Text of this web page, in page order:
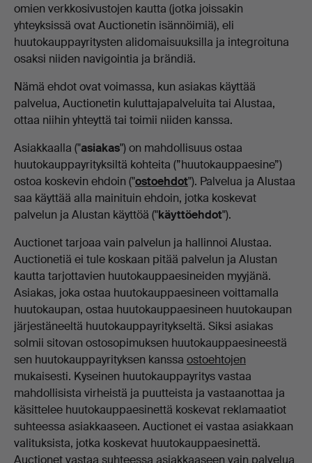
omien verkkosivustojen kautta (jotka joissakin
yhteyksissä ovat Auctionetin isännöimiä), eli
huutokauppayritysten alidomaisuuksilla ja integroituna
osaksi niiden navigointia ja brändiä.
Nämä ehdot ovat voimassa, kun asiakas käyttää
palvelua, Auctionetin kuluttajapalveluita tai Alustaa,
ottaa niihin yhteyttä tai toimii niiden kanssa.
Asiakkaalla ("asiakas") on mahdollisuus ostaa
huutokauppayrityksiltä kohteita (”huutokauppaesine”)
ostoa koskevin ehdoin ("ostoehdot"). Palvelua ja Alustaa
saa käyttää alla mainituin ehdoin, jotka koskevat
palvelun ja Alustan käyttöä ("käyttöehdot").
Auctionet tarjoaa vain palvelun ja hallinnoi Alustaa.
Auctionetiä ei tule koskaan pitää palvelun ja Alustan
kautta tarjottavien huutokauppaesineiden myyjänä.
Asiakas, joka ostaa huutokauppaesineen voittamalla
huutokaupan, ostaa huutokauppaesineen huutokaupan
järjestäneeltä huutokauppayritykseltä. Siksi asiakas
solmii sitovan ostosopimuksen huutokauppaesineestä
sen huutokauppayrityksen kanssa ostoehtojen
mukaisesti. Kyseinen huutokauppayritys vastaa
mahdollisista virheistä ja puutteista ja vastaanottaa ja
käsittelee huutokauppaesinettä koskevat reklamaatiot
suhteessa asiakkaaseen. Auctionet ei vastaa asiakkaan
valituksista, jotka koskevat huutokauppaesinettä.
Auctionet vastaa suhteessa asiakkaaseen vain palvelua